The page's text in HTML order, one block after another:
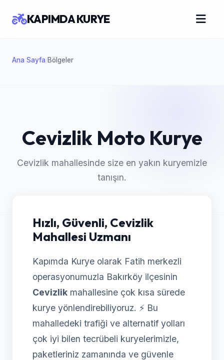
Ana Sayfa/Bölgeler
KAPIMDA KURYE
Cevizlik Moto Kurye
Cevizlik mahallesinde size en yakın kuryemizle
tanışın.
Hızlı, Güvenli, Cevizlik
Mahallesi Uzmanı
Kapımda Kurye olarak Fatih merkezli
operasyonumuzla Bakırköy ilçesinin
Cevizlik mahallesine çok kısa sürede
kurye yönlendirebiliyoruz. ⚡ Bu
mahalledeki trafiği ve alternatif yolları
çok iyi bilen tecrübeli kuryelerimizle,
paketleriniz zamanında ve güvenle